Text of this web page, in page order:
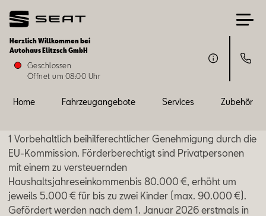
Herzlich Willkommen bei
Autohaus Elitzsch GmbH
Geschlossen
Öffnet um 08:00 Uhr
Home
Fahrzeugangebote
Services
Zubehör
SEAT FOR BUSINESS
Home Fahrzeugangebote Services Zubehör
1 Vorbehaltlich beihilferechtlicher Genehmigung durch die
EU-Kommission. Förderberechtigt sind Privatpersonen
mit einem zu versteuernden
Haushaltsjahreseinkommenbis 80.000 €, erhöht um
jeweils 5.000 € für bis zu zwei Kinder (max. 90.000 €).
Gefördert werden nach dem 1. Januar 2026 erstmals in